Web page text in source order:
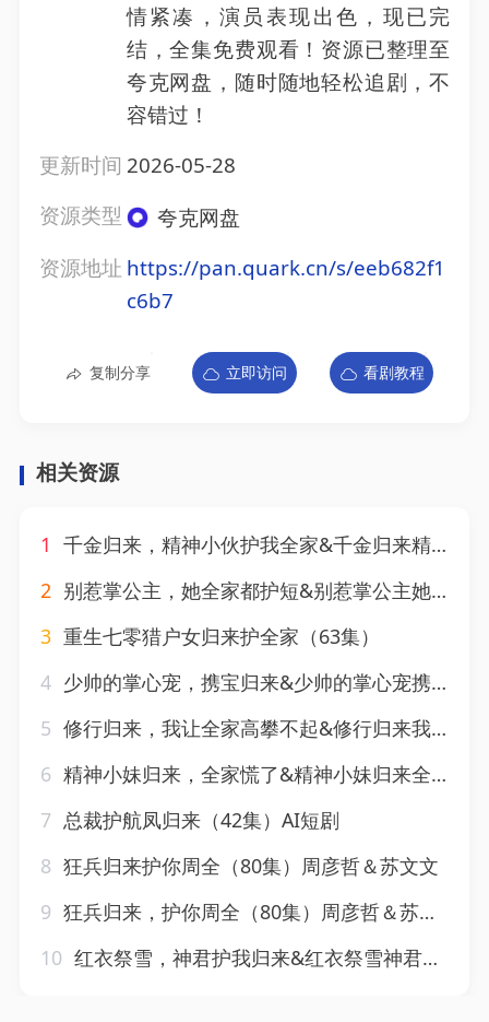
情紧凑，演员表现出色，现已完
结，全集免费观看！资源已整理至
夸克网盘，随时随地轻松追剧，不
容错过！
更新时间 2026-05-28
资源类型
夸克网盘
资源地址 https://pan.quark.cn/s/eeb682f1
c6b7
复制分享 立即访问 看剧教程
相关资源
1 千金归来，精神小伙护我全家&千金归来精神小伙护我全家（29集）AI短剧
2 别惹掌公主，她全家都护短&别惹掌公主她全家都护短（60集）AI短剧
3 重生七零猎户女归来护全家（63集）
4 少帅的掌心宠，携宝归来&少帅的掌心宠携宝归来（51集）AI短剧
5 修行归来，我让全家高攀不起&修行归来我让全家高攀不起（80集）王冠程＆林思彤
6 精神小妹归来，全家慌了&精神小妹归来全家慌了（63集）AI短剧
7 总裁护航凤归来（42集）AI短剧
8 狂兵归来护你周全（80集）周彦哲＆苏文文
9 狂兵归来，护你周全（80集）周彦哲＆苏文文
10 红衣祭雪，神君护我归来&红衣祭雪神君护我归来（36集）AI短剧